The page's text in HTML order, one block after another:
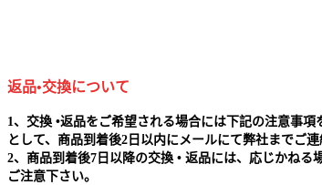
返品•交換について
1、交換 •返品をご希望される場合には下記の注意事項
として、商品到着後2日以内にメールにて弊社までご連
2、商品到着後7日以降の交換 • 返品には、応じかねる
ご注意下さい。